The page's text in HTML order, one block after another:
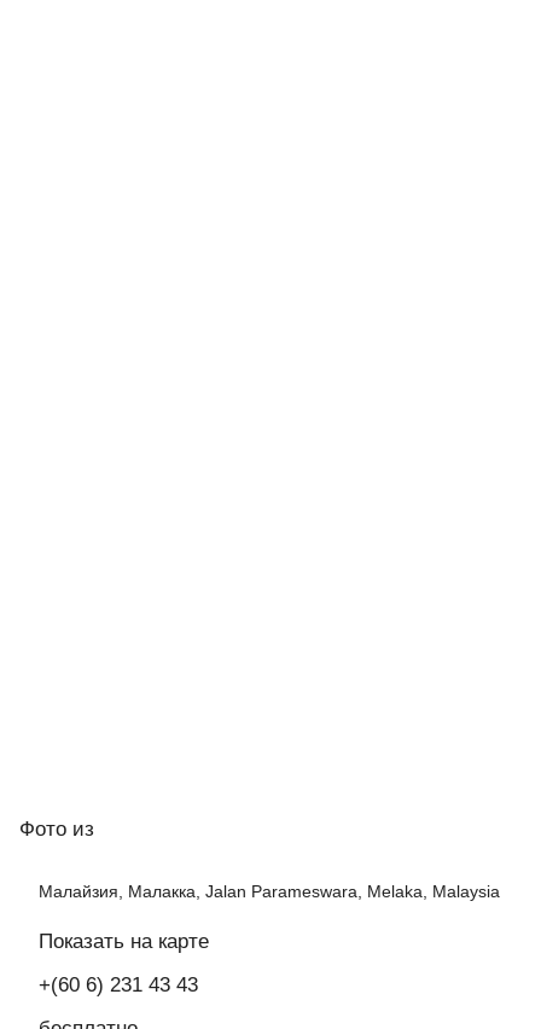
Фото из
Малайзия, Малакка, Jalan Parameswara, Melaka, Malaysia
Показать на карте
+(60 6) 231 43 43